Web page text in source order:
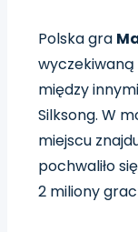
Polska gra
między
Silksong. W
miejscu
pochwaliło
2 miliony